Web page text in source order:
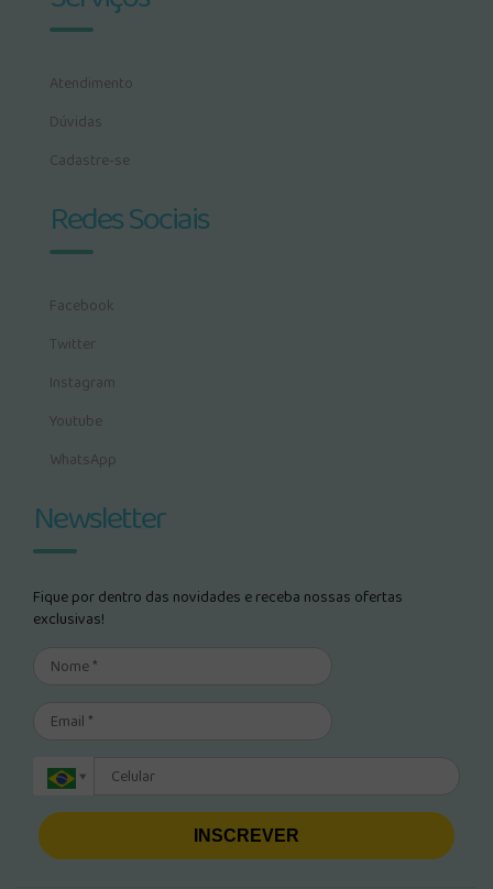
Atendimento
Dúvidas
Cadastre-se
Redes Sociais
Facebook
Twitter
Instagram
Youtube
WhatsApp
Newsletter
Fique por dentro das novidades e receba nossas ofertas
exclusivas!
INSCREVER